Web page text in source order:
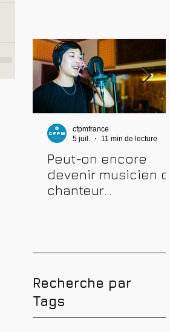
Peut-on encore
devenir musicien ou
chanteur
à éviter
cfpmfrance
5 juil.
11 min de lecture
Recherche par
Tags